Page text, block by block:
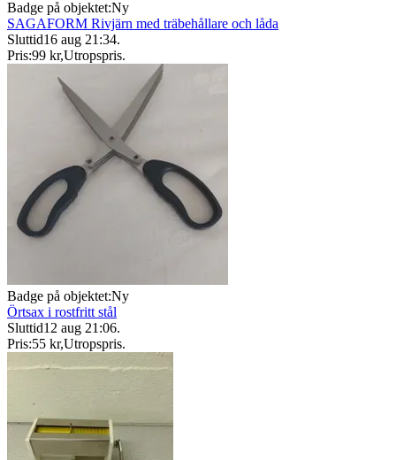
Badge på objektet:Ny
SAGAFORM Rivjärn med träbehållare och låda
Sluttid16 aug 21:34.
Pris:99 kr,Utropspris.
Badge på objektet:Ny
Örtsax i rostfritt stål
Sluttid12 aug 21:06.
Pris:55 kr,Utropspris.